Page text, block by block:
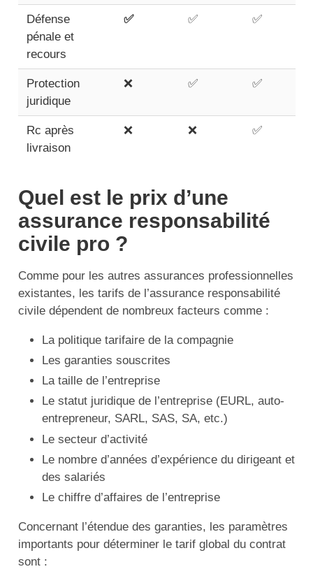
Défense
pénale et
recours
✅ ✅ ✅
Protection
juridique
❌ ✅ ✅
Rc après
livraison
❌ ❌ ✅
Quel est le prix d’une
assurance responsabilité
civile pro ?
Comme pour les autres assurances professionnelles
existantes, les tarifs de l’assurance responsabilité
civile dépendent de nombreux facteurs comme :
La politique tarifaire de la compagnie
Les garanties souscrites
La taille de l’entreprise
Le statut juridique de l’entreprise (EURL, auto-
entrepreneur, SARL, SAS, SA, etc.)
Le secteur d’activité
Le nombre d’années d’expérience du dirigeant et
des salariés
Le chiffre d’affaires de l’entreprise
Concernant l’étendue des garanties, les paramètres
importants pour déterminer le tarif global du contrat
sont :